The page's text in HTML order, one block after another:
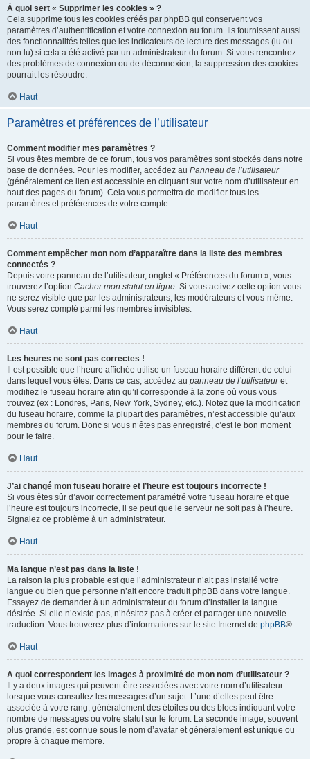
À quoi sert « Supprimer les cookies » ?
Cela supprime tous les cookies créés par phpBB qui conservent vos
paramètres d’authentification et votre connexion au forum. Ils fournissent aussi
des fonctionnalités telles que les indicateurs de lecture des messages (lu ou
non lu) si cela a été activé par un administrateur du forum. Si vous rencontrez
des problèmes de connexion ou de déconnexion, la suppression des cookies
pourrait les résoudre.
Haut
Paramètres et préférences de l’utilisateur
Comment modifier mes paramètres ?
Si vous êtes membre de ce forum, tous vos paramètres sont stockés dans notre
base de données. Pour les modifier, accédez au Panneau de l’utilisateur
(généralement ce lien est accessible en cliquant sur votre nom d’utilisateur en
haut des pages du forum). Cela vous permettra de modifier tous les
paramètres et préférences de votre compte.
Haut
Comment empêcher mon nom d’apparaître dans la liste des membres
connectés ?
Depuis votre panneau de l’utilisateur, onglet « Préférences du forum », vous
trouverez l’option Cacher mon statut en ligne. Si vous activez cette option vous
ne serez visible que par les administrateurs, les modérateurs et vous-même.
Vous serez compté parmi les membres invisibles.
Haut
Les heures ne sont pas correctes !
Il est possible que l’heure affichée utilise un fuseau horaire différent de celui
dans lequel vous êtes. Dans ce cas, accédez au panneau de l’utilisateuret
modifiez le fuseau horaire afin qu’il corresponde à la zone où vous vous
trouvez (ex : Londres, Paris, New York, Sydney, etc.). Notez que la modification
du fuseau horaire, comme la plupart des paramètres, n’est accessible qu’aux
membres du forum. Donc si vous n’êtes pas enregistré, c’est le bon moment
pour le faire.
Haut
J’ai changé mon fuseau horaire et l’heure est toujours incorrecte !
Si vous êtes sûr d’avoir correctement paramétré votre fuseau horaire et que
l’heure est toujours incorrecte, il se peut que le serveur ne soit pas à l’heure.
Signalez ce problème à un administrateur.
Haut
Ma langue n’est pas dans la liste !
La raison la plus probable est que l’administrateur n’ait pas installé votre
langue ou bien que personne n’ait encore traduit phpBB dans votre langue.
Essayez de demander à un administrateur du forum d’installer la langue
désirée. Si elle n’existe pas, n’hésitez pas à créer et partager une nouvelle
traduction. Vous trouverez plus d’informations sur le site Internet de phpBB®.
Haut
A quoi correspondent les images à proximité de mon nom d’utilisateur ?
Il y a deux images qui peuvent être associées avec votre nom d’utilisateur
lorsque vous consultez les messages d’un sujet. L’une d’elles peut être
associée à votre rang, généralement des étoiles ou des blocs indiquant votre
nombre de messages ou votre statut sur le forum. La seconde image, souvent
plus grande, est connue sous le nom d’avatar et généralement est unique ou
propre à chaque membre.